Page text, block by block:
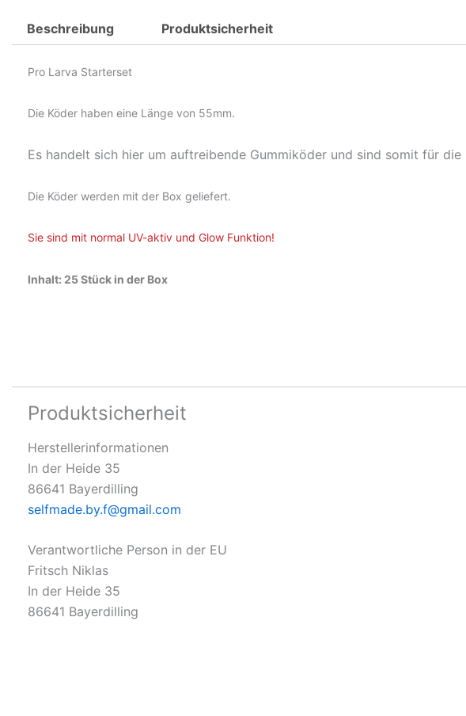
Beschreibung Produktsicherheit
Pro Larva Starterset
Die Köder haben eine Länge von 55mm.
Es handelt sich hier um auftreibende Gummiköder und sind somit für die
Die Köder werden mit der Box geliefert.
Sie sind mit normal UV-aktiv und Glow Funktion!
Inhalt: 25 Stück in der Box
Produktsicherheit
Herstellerinformationen
In der Heide 35
86641 Bayerdilling
selfmade.by.f@gmail.com
Verantwortliche Person in der EU
Fritsch Niklas
In der Heide 35
86641 Bayerdilling